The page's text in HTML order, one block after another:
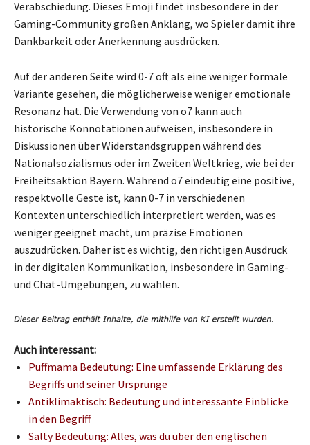
Verabschiedung. Dieses Emoji findet insbesondere in der
Gaming-Community großen Anklang, wo Spieler damit ihre
Dankbarkeit oder Anerkennung ausdrücken.
Auf der anderen Seite wird 0-7 oft als eine weniger formale
Variante gesehen, die möglicherweise weniger emotionale
Resonanz hat. Die Verwendung von o7 kann auch
historische Konnotationen aufweisen, insbesondere in
Diskussionen über Widerstandsgruppen während des
Nationalsozialismus oder im Zweiten Weltkrieg, wie bei der
Freiheitsaktion Bayern. Während o7 eindeutig eine positive,
respektvolle Geste ist, kann 0-7 in verschiedenen
Kontexten unterschiedlich interpretiert werden, was es
weniger geeignet macht, um präzise Emotionen
auszudrücken. Daher ist es wichtig, den richtigen Ausdruck
in der digitalen Kommunikation, insbesondere in Gaming-
und Chat-Umgebungen, zu wählen.
Auch interessant:
Puffmama Bedeutung: Eine umfassende Erklärung des
Begriffs und seiner Ursprünge
Antiklimaktisch: Bedeutung und interessante Einblicke
in den Begriff
Salty Bedeutung: Alles, was du über den englischen